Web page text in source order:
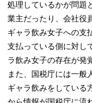
処理しているかが問題
業主だったり、会社役
ギャラ飲み女子への支
支払っている側に対し
ラ飲み女子の存在が発
また、国税庁には一般
ギャラ飲みをしている